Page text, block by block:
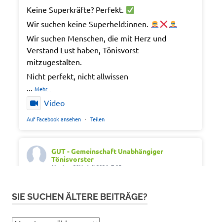
Keine Superkräfte? Perfekt.
Wir suchen keine Superheld:innen.
Wir suchen Menschen, die mit Herz und
Verstand Lust haben, Tönisvorst
mitzugestalten.
Nicht perfekt, nicht allwissen
... Mehr...
Video
Auf Facebook ansehen · Teilen
GUT - Gemeinschaft Unabhängiger
Tönisvorster
Montag 20th Juli 2026, 7:05
Wir wünschen schöne Ferien, Sonne und gute
SIE SUCHEN ÄLTERE BEITRÄGE?